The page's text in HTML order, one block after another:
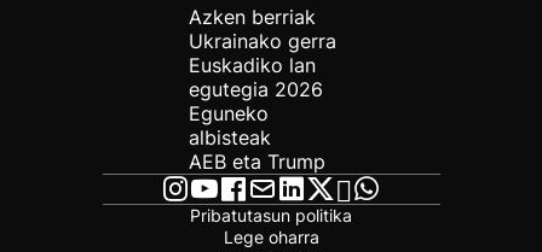
Azken berriak
Ukrainako gerra
Euskadiko lan
egutegia 2026
Eguneko
albisteak
AEB eta Trump
Pribatutasun politika
Lege oharra